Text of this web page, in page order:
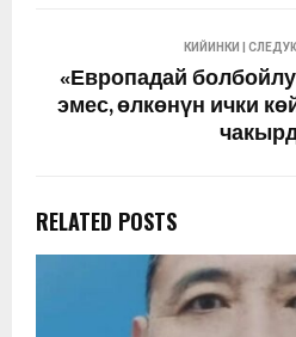
КИЙИНКИ |
«Европадай
эмес, өлкөнүн ички
RELATED POSTS